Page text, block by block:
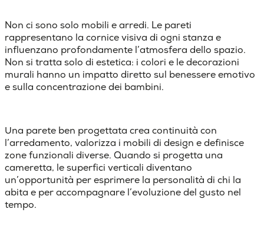
Non ci sono solo mobili e arredi. Le pareti
rappresentano la cornice visiva di ogni stanza e
influenzano profondamente l’atmosfera dello spazio.
Non si tratta solo di estetica: i colori e le decorazioni
murali hanno un impatto diretto sul benessere emotivo
e sulla concentrazione dei bambini.
Una parete ben progettata crea continuità con
l’arredamento, valorizza i mobili di design e definisce
zone funzionali diverse. Quando si progetta una
cameretta, le superfici verticali diventano
un’opportunità per esprimere la personalità di chi la
abita e per accompagnare l’evoluzione del gusto nel
tempo.